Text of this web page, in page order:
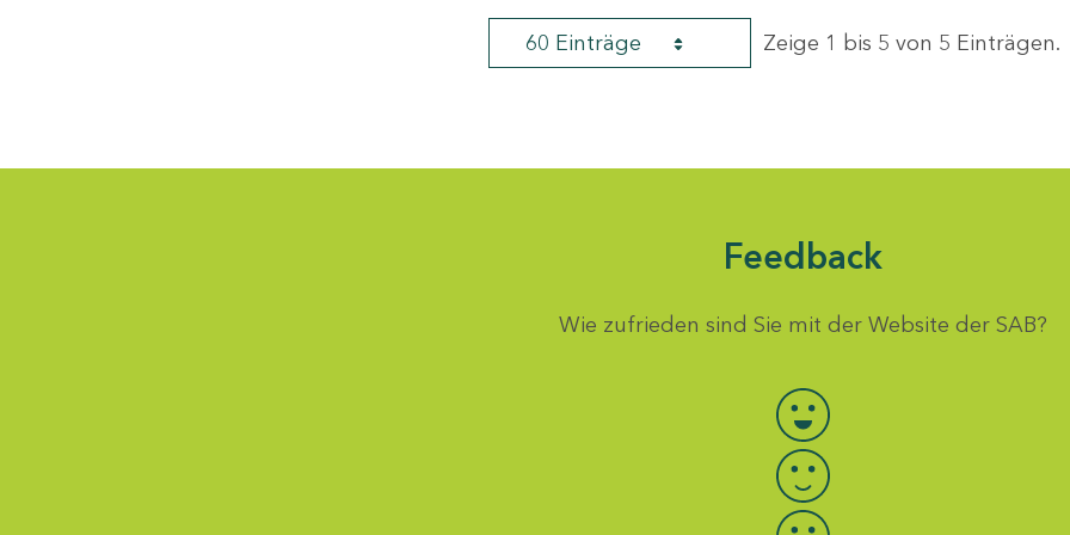
60 Einträge Zeige 1 bis 5 von 5 Einträgen.
Feedback
Wie zufrieden sind Sie mit der Website der SAB?
Bewertung auswählen